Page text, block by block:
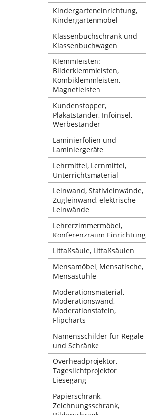
Kindergarteneinrichtung,
Kindergartenmöbel
Klassenbuchschrank und
Klassenbuchwagen
Klemmleisten:
Bilderklemmleisten,
Kombiklemmleisten,
Magnetleisten
Kundenstopper,
Plakatständer, Infoinsel,
Werbeständer
Laminierfolien und
Laminiergeräte
Lehrmittel, Lernmittel,
Unterrichtsmaterial
Leinwand, Stativleinwände,
Zugleinwand, elektrische
Leinwände
Lehrerzimmermöbel,
Konferenzraum Einrichtung
Litfaßsäule, Litfaßsäulen
Mensamöbel, Mensatische,
Mensastühle
Moderationsmaterial,
Moderationswand,
Moderationstafeln,
Flipcharts
Namensschilder für Regale
und Schränke
Overheadprojektor,
Tageslichtprojektor
Liesegang
Papierschrank,
Zeichnungsschrank,